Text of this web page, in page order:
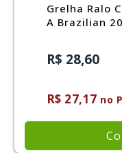
Grelha Ralo
A Brazilian
R$ 28,60
R$ 27,17 no